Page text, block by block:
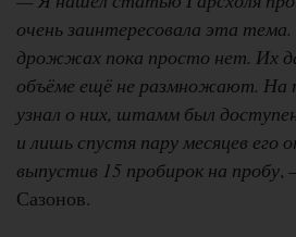
очень заинтересовала эта
дрожжах пока просто нет. Их
объёме ещё не размножают. На
узнал о них, штамм был
и лишь спустя пару месяцев его
выпустив 15 пробирок на пробу,
Сазонов.